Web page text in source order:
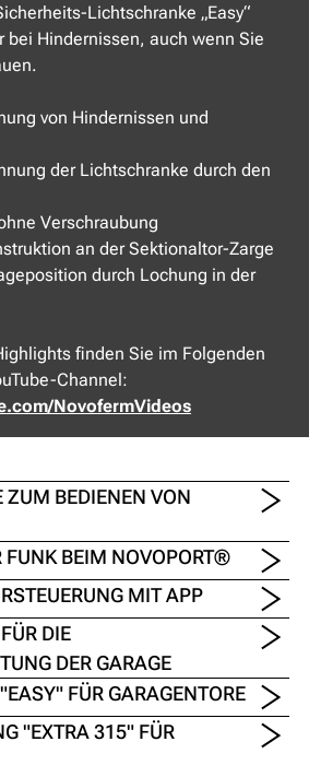
Lichtschranke „Easy“
bei Hindernissen, auch wenn Sie
von Hindernissen und
der Lichtschranke durch den
Verschraubung
an der Sektionaltor-Zarge
durch Lochung in der
finden Sie im Folgenden
Channel:
NovofermVideos
ZUM BEDIENEN VON
FUNK BEIM NOVOPORT®
MIT APP
DIE
DER GARAGE
FÜR GARAGENTORE
"EXTRA 315" FÜR